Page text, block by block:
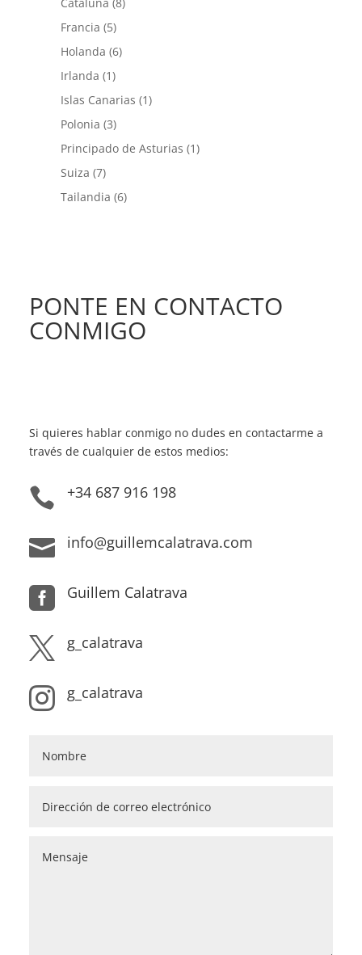
Francia (5)
Holanda (6)
Irlanda (1)
Islas Canarias (1)
Polonia (3)
Principado de Asturias (1)
Suiza (7)
Tailandia (6)
PONTE EN CONTACTO
CONMIGO
Si quieres hablar conmigo no dudes en contactarme a
través de cualquier de estos medios:
 +34 687 916 198
 info@guillemcalatrava.com
 Guillem Calatrava
 g_calatrava
 g_calatrava